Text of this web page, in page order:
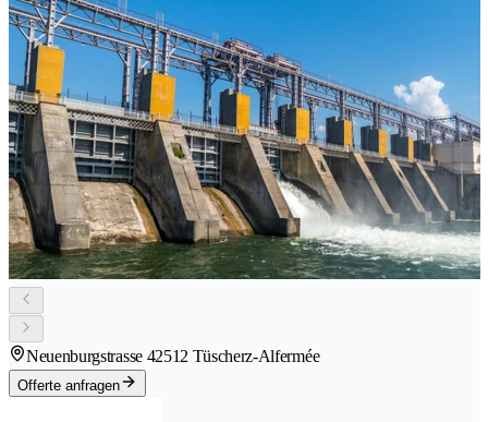
Neuenburgstrasse 42512 Tüscherz-Alfermée
Offerte anfragen